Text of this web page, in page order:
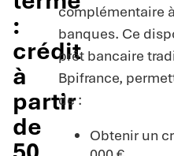
:
crédit
à
partir
de
complémentaire
banques. Ce
prêt bancaire
Bpifrance,
de :
Obtenir un